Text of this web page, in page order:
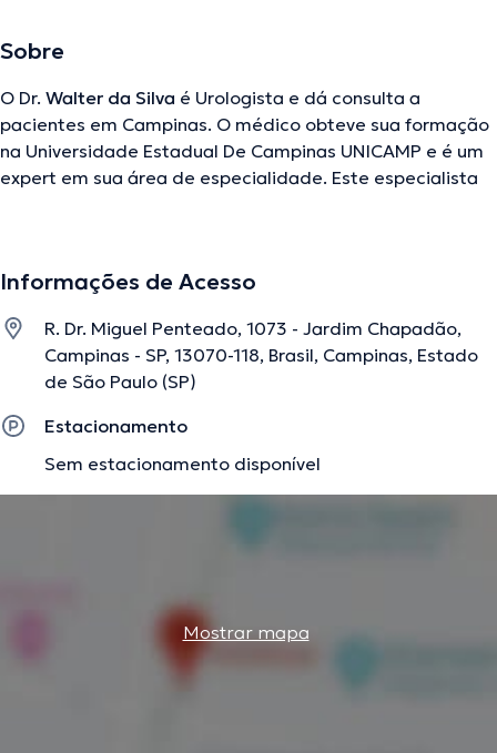
Sobre
O Dr. Walter da Silva é Urologista e dá consulta a
pacientes em Campinas. O médico obteve sua formação
na Universidade Estadual De Campinas UNICAMP e é um
expert em sua área de especialidade. Este especialista
múltiplas conferências com a intenção de ter uma
difundiu importantes artigos. Cabe destacar que, o
médico pode falar Português Espanhol Inglês.
A descrição foi editada pela equipe do doctoranytime, baseada em
informações verificadas.
Informações de Acesso
R. Dr. Miguel Penteado, 1073 - Jardim Chapadão,
Campinas - SP, 13070-118, Brasil, Campinas, Estado
de São Paulo (SP)
Estacionamento
Sem estacionamento disponível
Mostrar mapa